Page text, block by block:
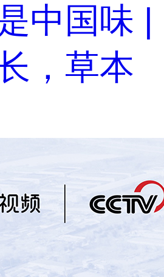
中国味 |
，草本